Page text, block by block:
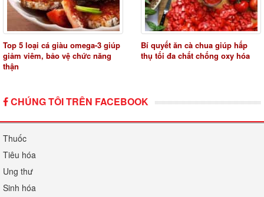
Top 5 loại cá giàu omega-3 giúp
giảm viêm, bảo vệ chức năng
thận
Bí quyết ăn cà chua giúp hấp
thụ tối đa chất chống oxy hóa
CHÚNG TÔI TRÊN FACEBOOK
Thuốc
Tiêu hóa
Ung thư
Sinh hóa